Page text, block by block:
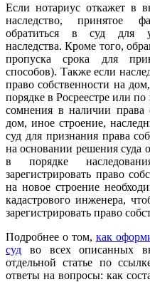
Если нотариус откажет в
наследство, принятое
обратиться в суд для
наследства. Кроме того,
пропуска срока для
способов). Также если
право собственности на
порядке в Росреестре или
сомнения в наличии права
дом, иное строение,
суд для признания права
на основании решения суда
в порядке
зарегистрировать право
на новое строение
кадастрового инженера,
зарегистрировать право
Подробнее о том, как
суд во всех описанных
отдельной статье по
ответы на вопросы: как